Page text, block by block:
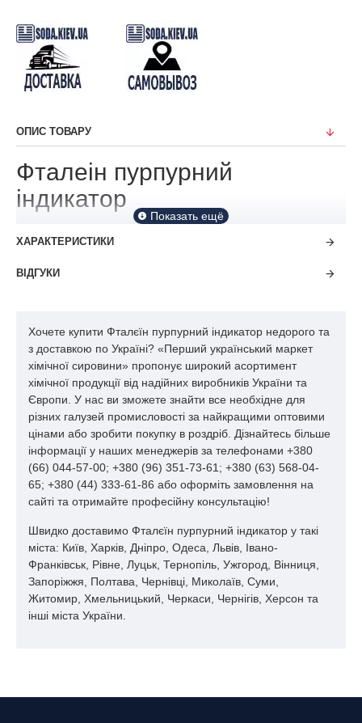
ОПИС ТОВАРУ
Фталеін пурпурний
індикатор
ХАРАКТЕРИСТИКИ
ВІДГУКИ
Хочете купити Фталєїн пурпурний індикатор недорого та
з доставкою по Україні? «Перший український маркет
хімічної сировини» пропонує широкий асортимент
хімічної продукції від надійних виробників України та
Європи. У нас ви зможете знайти все необхідне для
різних галузей промисловості за найкращими оптовими
цінами або зробити покупку в роздріб. Дізнайтесь більше
інформації у наших менеджерів за телефонами +380
(66) 044-57-00; +380 (96) 351-73-61; +380 (63) 568-04-
65; +380 (44) 333-61-86 або оформіть замовлення на
сайті та отримайте професійну консультацію!
Швидко доставимо Фталєїн пурпурний індикатор у такі
міста: Київ, Харків, Дніпро, Одеса, Львів, Івано-
Франківськ, Рівне, Луцьк, Тернопіль, Ужгород, Вінниця,
Запоріжжя, Полтава, Чернівці, Миколаїв, Суми,
Житомир, Хмельницький, Черкаси, Чернігів, Херсон та
інші міста України.